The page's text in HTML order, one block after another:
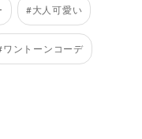
#大人可愛い
ワントーンコーデ